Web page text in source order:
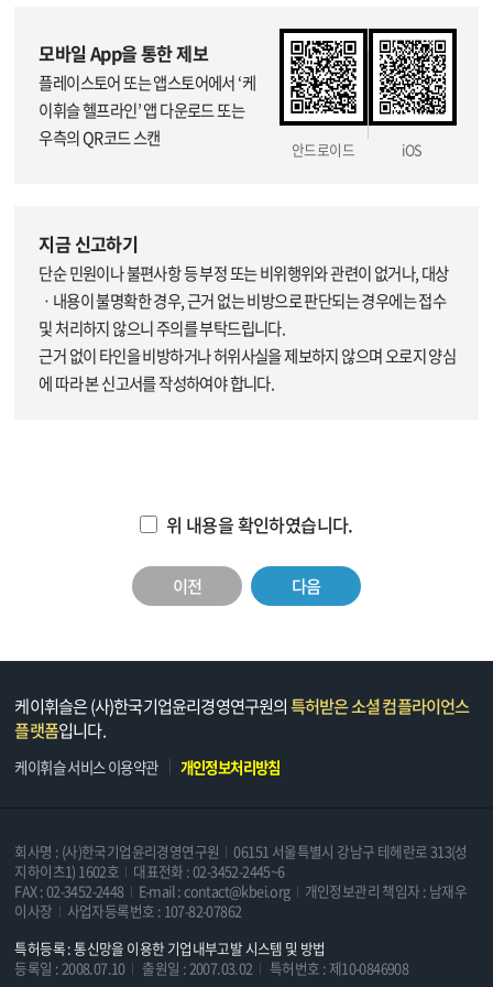
모바일 App을 통한 제보
플레이스토어 또는 앱스토어에서 ‘케
이휘슬 헬프라인’ 앱 다운로드 또는
우측의 QR코드 스캔
안드로이드 iOS
지금 신고하기
단순 민원이나 불편사항 등 부정 또는 비위행위와 관련이 없거나, 대상
ㆍ내용이 불명확한 경우, 근거 없는 비방으로 판단되는 경우에는 접수
및 처리하지 않으니 주의를 부탁드립니다.
근거 없이 타인을 비방하거나 허위사실을 제보하지 않으며 오로지 양심
에 따라 본 신고서를 작성하여야 합니다.
위 내용을 확인하였습니다.
이전 다음
케이휘슬은 (사)한국기업윤리경영연구원의특허받은 소셜 컴플라이언스
플랫폼입니다.
케이휘슬 서비스 이용약관 개인정보처리방침
회사명 : (사)한국기업윤리경영연구원
06151 서울특별시 강남구 테헤란로 313(성
지하이츠1) 1602호
대표전화 : 02-3452-2445~6
FAX : 02-3452-2448
E-mail : contact@kbei.org
개인정보관리 책임자 : 남재우
이사장
사업자등록번호 : 107-82-07862
특허등록 : 통신망을 이용한 기업내부고발 시스템 및 방법
등록일 : 2008.07.10
출원일 : 2007.03.02
특허번호 : 제10-0846908